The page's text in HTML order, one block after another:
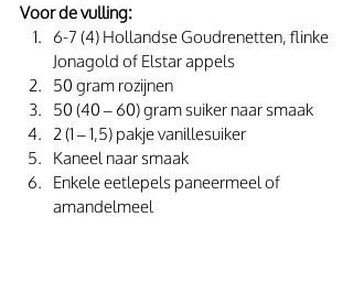
Voor de vulling:
6-7 (4) Hollandse Goudrenetten, flinke
Jonagold of Elstar appels
50 gram rozijnen
50 (40 – 60) gram suiker naar smaak
2 (1 – 1,5) pakje vanillesuiker
Kaneel naar smaak
Enkele eetlepels paneermeel of
amandelmeel